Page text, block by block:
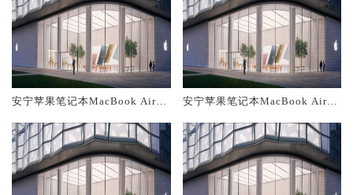
安宁苹果笔记本MacBook Air换
安宁苹果笔记本MacBook Air换